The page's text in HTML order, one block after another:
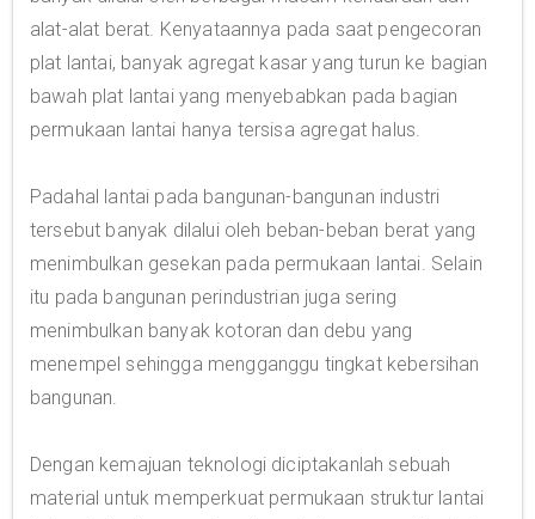
alat-alat berat. Kenyataannya pada saat pengecoran
plat lantai, banyak agregat kasar yang turun ke bagian
bawah plat lantai yang menyebabkan pada bagian
permukaan lantai hanya tersisa agregat halus.
Padahal lantai pada bangunan-bangunan industri
tersebut banyak dilalui oleh beban-beban berat yang
menimbulkan gesekan pada permukaan lantai. Selain
itu pada bangunan perindustrian juga sering
menimbulkan banyak kotoran dan debu yang
menempel sehingga mengganggu tingkat kebersihan
bangunan.
Dengan kemajuan teknologi diciptakanlah sebuah
material untuk memperkuat permukaan struktur lantai